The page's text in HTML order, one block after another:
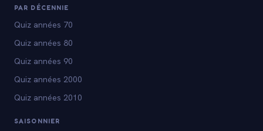
PAR DÉCENNIE
Quiz années 70
Quiz années 80
Quiz années 90
Quiz années 2000
Quiz années 2010
SAISONNIER